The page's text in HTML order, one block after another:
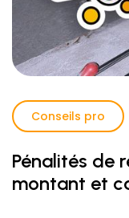
Conseils pro
Pénalités de
montant et